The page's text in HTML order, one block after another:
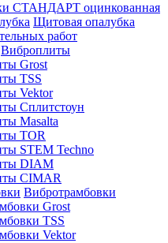
СТАНДАРТ оцинкованная
Щитовая опалубка
работ
Виброплиты
Grost
TSS
Vektor
Сплитстоун
Masalta
TOR
STEM Techno
DIAM
CIMAR
Вибротрамбовки
Grost
TSS
Vektor